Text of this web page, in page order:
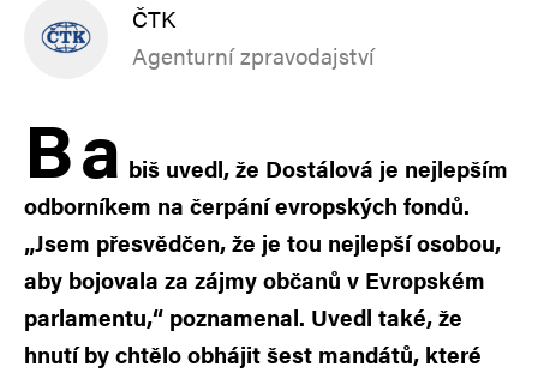
ČTK
Agenturní zpravodajství
Ba biš uvedl, že Dostálová je nejlepším
odborníkem na čerpání evropských fondů.
„Jsem přesvědčen, že je tou nejlepší osobou,
aby bojovala za zájmy občanů v Evropském
parlamentu,“ poznamenal. Uvedl také, že
hnutí by chtělo obhájit šest mandátů, které